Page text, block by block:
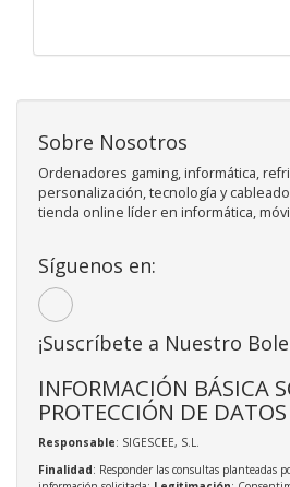
Sobre Nosotros
Ordenadores gaming, informática,
personalización, tecnología y
tienda online líder en informática,
Síguenos en:
¡Suscríbete a Nuestro
INFORMACIÓN BÁSICA
PROTECCIÓN DE DATOS
Responsable: SIGESCEE, S.L.
Finalidad: Responder las consultas planteadas